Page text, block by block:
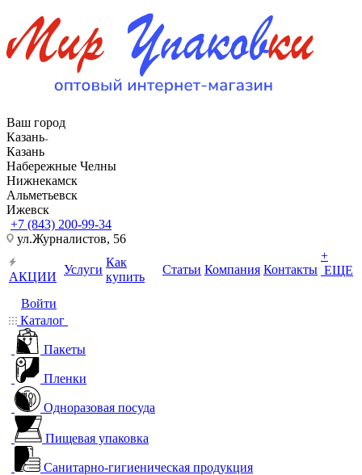
Ваш город
Казань
Казань
Набережные Челны
Нижнекамск
Альметьевск
Ижевск
+7 (843) 200-99-34
ул.Журналистов, 56
АКЦИИ
Услуги
Как
купить
Статьи Компания Контакты
+
ЕЩЕ
Войти
Каталог
Пакеты
Пленки
Одноразовая посуда
Пищевая упаковка
Санитарно-гигиеническая продукция